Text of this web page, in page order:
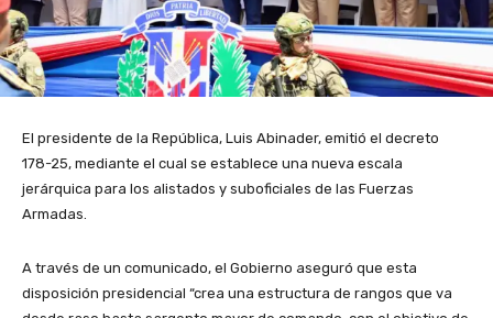
El presidente de la República, Luis Abinader, emitió el decreto
178-25, mediante el cual se establece una nueva escala
jerárquica para los alistados y suboficiales de las Fuerzas
Armadas.
A través de un comunicado, el Gobierno aseguró que esta
disposición presidencial “crea una estructura de rangos que va